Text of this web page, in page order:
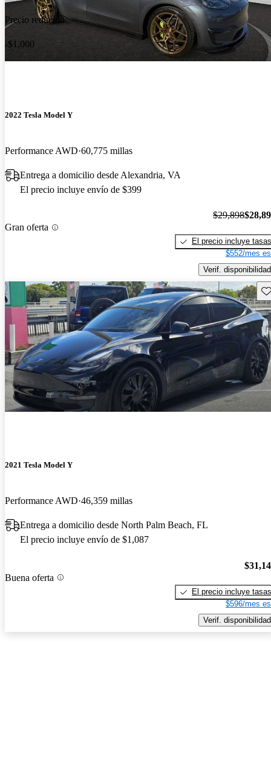
Precio reducido
-$1,000
2022 Tesla Model Y
Performance AWD 60,775 millas
Entrega a domicilio desde Alexandria, VA
El precio incluye envío de $399
Gran oferta
$29,898
El precio incluye tasas
$552/mes
Verif. disponibilidad
2021 Tesla Model Y
Performance AWD 46,359 millas
Entrega a domicilio desde North Palm Beach, FL
El precio incluye envío de $1,087
Buena oferta
El precio incluye tasas
$596/mes
Verif. disponibilidad